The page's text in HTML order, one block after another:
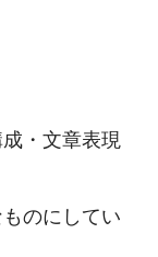
・文章表現
のにしてい